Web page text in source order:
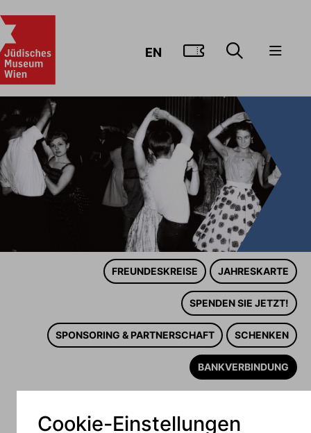
EN ZUM
FREUNDESKREISE JAHRESKARTE
SPENDEN SIE JETZT!
SPONSORING & PARTNERSCHAFT SCHENKEN
BANKVERBINDUNG
Cookie-Einstellungen